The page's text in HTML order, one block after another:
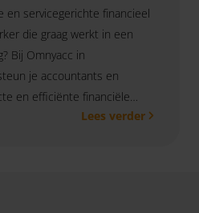
en servicegerichte financieel
die graag werkt in een
Bij Omnyacc in
je accountants en
en efficiënte financiële
volop ruimte om jezelf verder
Lees verder